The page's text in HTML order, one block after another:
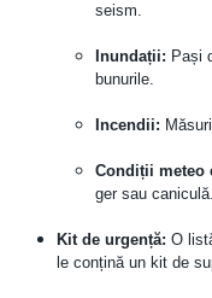
seism.
Inundații: Pași
bunurile.
Incendii:
Condiții meteo
ger sau caniculă.
Kit de urgență: O
le conțină un kit de